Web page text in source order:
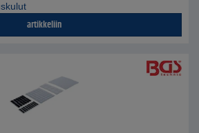
artikkeliin